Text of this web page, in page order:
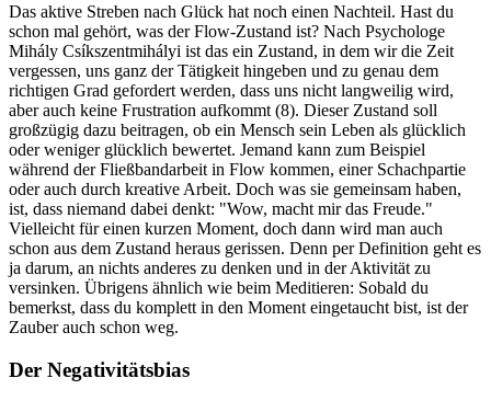
Das aktive Streben nach Glück hat noch einen Nachteil. Hast du
schon mal gehört, was der Flow-Zustand ist? Nach Psychologe
Mihály Csíkszentmihályi ist das ein Zustand, in dem wir die Zeit
vergessen, uns ganz der Tätigkeit hingeben und zu genau dem
richtigen Grad gefordert werden, dass uns nicht langweilig wird,
aber auch keine Frustration aufkommt (8). Dieser Zustand soll
großzügig dazu beitragen, ob ein Mensch sein Leben als glücklich
oder weniger glücklich bewertet. Jemand kann zum Beispiel
während der Fließbandarbeit in Flow kommen, einer Schachpartie
oder auch durch kreative Arbeit. Doch was sie gemeinsam haben,
ist, dass niemand dabei denkt: "Wow, macht mir das Freude."
Vielleicht für einen kurzen Moment, doch dann wird man auch
schon aus dem Zustand heraus gerissen. Denn per Definition geht es
ja darum, an nichts anderes zu denken und in der Aktivität zu
versinken. Übrigens ähnlich wie beim Meditieren: Sobald du
bemerkst, dass du komplett in den Moment eingetaucht bist, ist der
Zauber auch schon weg.
Der Negativitätsbias